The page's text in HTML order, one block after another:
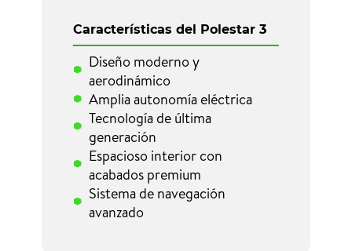
Características del Polestar 3
Diseño moderno y
aerodinámico
Amplia autonomía eléctrica
Tecnología de última
generación
Espacioso interior con
acabados premium
Sistema de navegación
avanzado